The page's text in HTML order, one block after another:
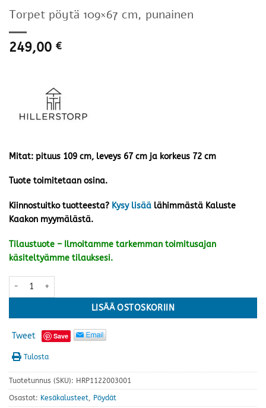
Torpet pöytä 109×67 cm, punainen
249,00 €
Mitat: pituus 109 cm, leveys 67 cm ja korkeus 72 cm
Tuote toimitetaan osina.
Kiinnostuitko tuotteesta? Kysy lisää lähimmästä Kaluste
Kaakon myymälästä.
Tilaustuote – Ilmoitamme tarkemman toimitusajan
käsiteltyämme tilauksesi.
Torpet pöytä 109x67 cm, punainen määrä
LISÄÄ OSTOSKORIIN
Tweet Save
Tulosta
Tuotetunnus (SKU): HRP1122003001
Osastot: Kesäkalusteet, Pöydät